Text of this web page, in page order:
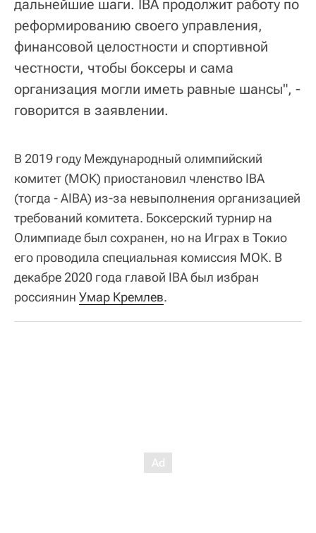
дальнейшие шаги. IBA продолжит работу по
реформированию своего управления,
финансовой целостности и спортивной
честности, чтобы боксеры и сама
организация могли иметь равные шансы", -
говорится в заявлении.
В 2019 году Международный олимпийский
комитет (МОК) приостановил членство IBA
(тогда - AIBA) из-за невыполнения организацией
требований комитета. Боксерский турнир на
Олимпиаде был сохранен, но на Играх в Токио
его проводила специальная комиссия МОК. В
декабре 2020 года главой IBA был избран
россиянин Умар Кремлев.